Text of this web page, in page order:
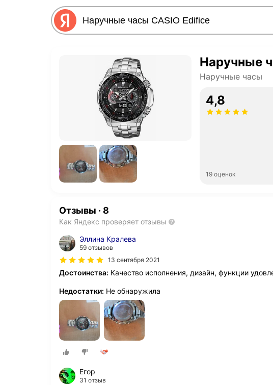
Наручные
Наручные часы
4,8
19 оценок
Отзывы · 8
Как Яндекс проверяет отзывы
Эллина Кралева
59 отзывов
13 сентября 2021
Достоинства: Качество исполнения, дизайн, функции
Недостатки: Не обнаружила
Егор
31 отзыв